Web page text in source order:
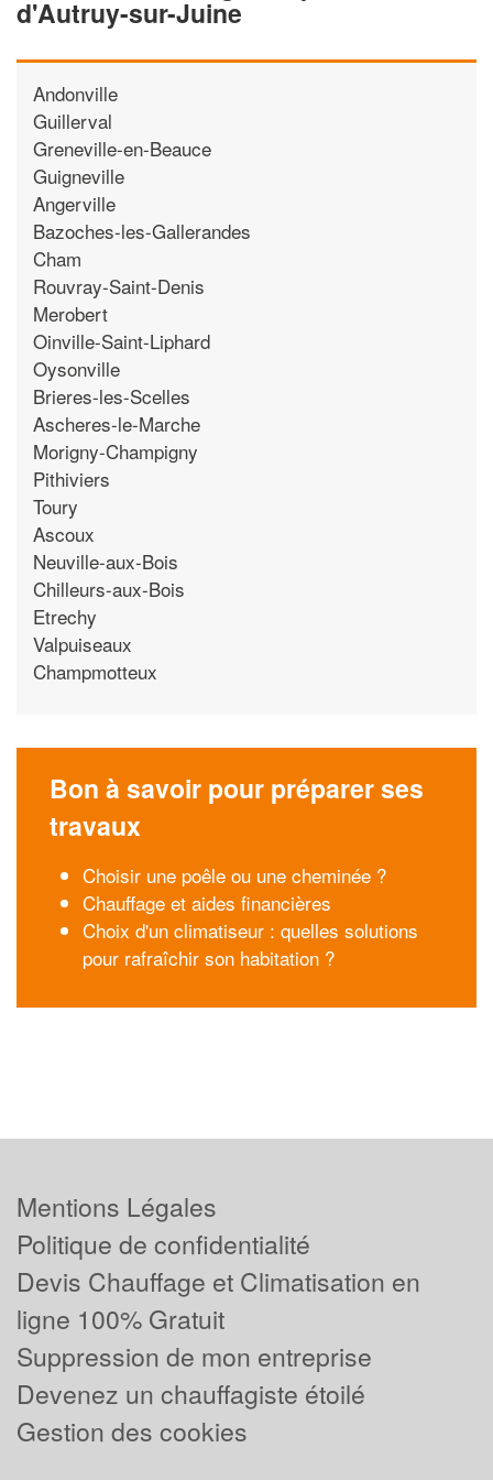
d'Autruy-sur-Juine
Andonville
Guillerval
Greneville-en-Beauce
Guigneville
Angerville
Bazoches-les-Gallerandes
Cham
Rouvray-Saint-Denis
Merobert
Oinville-Saint-Liphard
Oysonville
Brieres-les-Scelles
Ascheres-le-Marche
Morigny-Champigny
Pithiviers
Toury
Ascoux
Neuville-aux-Bois
Chilleurs-aux-Bois
Etrechy
Valpuiseaux
Champmotteux
Bon à savoir pour préparer ses
travaux
Choisir une poêle ou une cheminée ?
Chauffage et aides financières
Choix d'un climatiseur : quelles solutions
pour rafraîchir son habitation ?
Mentions Légales
Politique de confidentialité
Devis Chauffage et Climatisation en
ligne 100% Gratuit
Suppression de mon entreprise
Devenez un chauffagiste étoilé
Gestion des cookies